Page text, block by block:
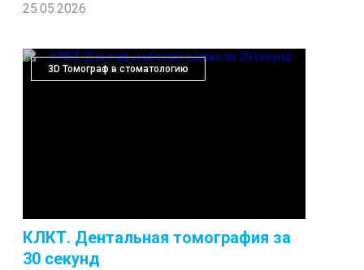
25.05.2026
3D Томограф в стоматологию
КЛКТ. Дентальная томография за
30 секунд